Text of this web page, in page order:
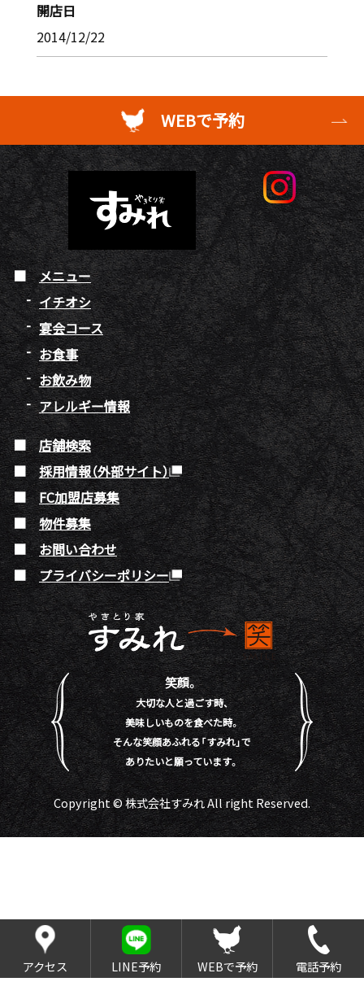
開店日
2014/12/22
WEBで予約
メニュー
イチオシ
宴会コース
お食事
お飲み物
アレルギー情報
店舗検索
採用情報（外部サイト）
FC加盟店募集
物件募集
お問い合わせ
プライバシーポリシー
笑顔。
大切な人と過ごす時、
美味しいものを食べた時。
そんな笑顔あふれる「すみれ」で
ありたいと願っています。
Copyright © 株式会社すみれ All right Reserved.
アクセス LINE予約 WEBで予約 電話予約